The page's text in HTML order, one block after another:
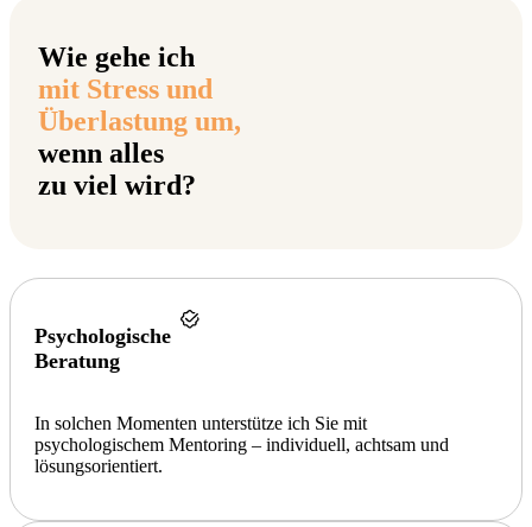
Wie gehe ich
mit Stress und
Überlastung um,
wenn alles
zu viel wird?
Psychologische
Beratung
In solchen Momenten unterstütze ich Sie mit
psychologischem Mentoring – individuell, achtsam und
lösungsorientiert.